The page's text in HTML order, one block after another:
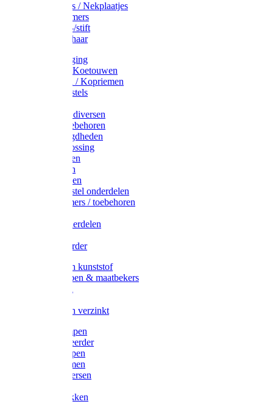
Halsplaatjes / Nekplaatjes
Kokernummers
Merkspray-/stift
Veemerkschaar
Uierverzorging
Halsters & Koetouwen
Halsriemen / Kopriemen
Koerugborstels
Koe / Stier diversen
Melkers toebehoren
Stalbenodigdheden
Kalververlossing
Stierenringen
Onthoornen
Kalverflessen
Koerugborstel onderdelen
Kalveremmers / toebehoren
Koelift onderdelen
Uieronthaarder
Voerbakken kunststof
Voerscheppen & maatbekers
Voerbakken verzinkt
Warmtelampen
Staartcoupeerder
Biggenkappen
Neuskrammen
Varken diversen
Varkensbakken